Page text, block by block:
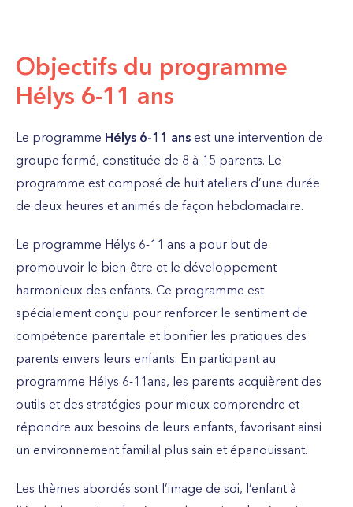
Objectifs du programme
Hélys 6-11 ans
Le programme Hélys 6-11 ans est une intervention de
groupe fermé, constituée de 8 à 15 parents. Le
programme est composé de huit ateliers d’une durée
de deux heures et animés de façon hebdomadaire.
Le programme Hélys 6-11 ans a pour but de
promouvoir le bien-être et le développement
harmonieux des enfants. Ce programme est
spécialement conçu pour renforcer le sentiment de
compétence parentale et bonifier les pratiques des
parents envers leurs enfants. En participant au
programme Hélys 6-11ans, les parents acquièrent des
outils et des stratégies pour mieux comprendre et
répondre aux besoins de leurs enfants, favorisant ainsi
un environnement familial plus sain et épanouissant.
Les thèmes abordés sont l’image de soi, l’enfant à